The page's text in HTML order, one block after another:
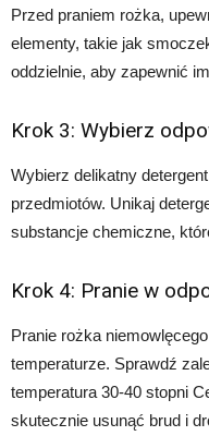
Przed praniem rożka,
elementy, takie jak
oddzielnie, aby zapewnić
Krok 3: Wybierz
Wybierz delikatny
przedmiotów. Unikaj
substancje chemiczne,
Krok 4: Pranie w
Pranie rożka
temperaturze. Sprawdź
temperatura 30-40 stopni
skutecznie usunąć brud i